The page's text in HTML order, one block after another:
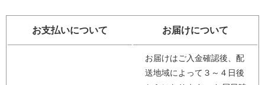
お支払いについて お届けについて
お届けはご入金確認後、配
送地域によって３～４日後